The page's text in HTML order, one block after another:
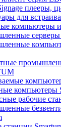
плееры,
для
компьютеры и
серверы
компьютеры
рабочие